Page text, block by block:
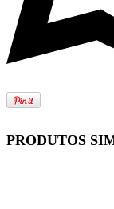
PRODUTOS